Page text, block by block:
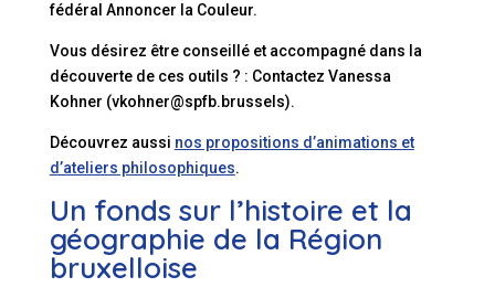
fédéral Annoncer la Couleur.
Vous désirez être conseillé et accompagné dans la
découverte de ces outils ? : Contactez Vanessa
Kohner (vkohner@spfb.brussels).
Découvrez aussi nos propositions d’animations et
d’ateliers philosophiques.
Un fonds sur l’histoire et la
géographie de la Région
bruxelloise